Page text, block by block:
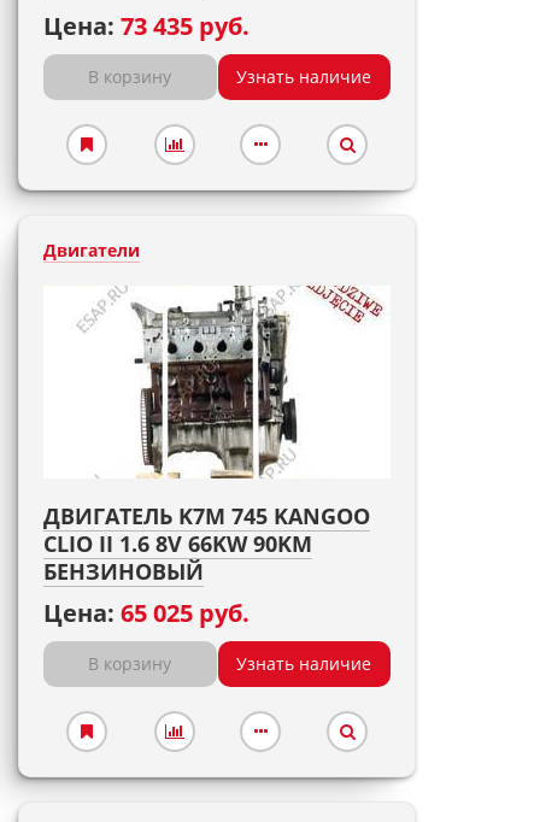
Цена: 73 435 руб.
В корзину Узнать наличие
Двигатели
ДВИГАТЕЛЬ K7M 745 KANGOO
CLIO II 1.6 8V 66KW 90KM
БЕНЗИНОВЫЙ
Цена: 65 025 руб.
В корзину Узнать наличие